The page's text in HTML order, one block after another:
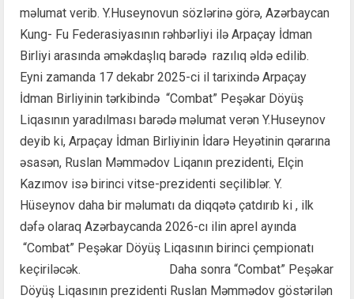
məlumat verib. Y.Huseynovun sözlərinə görə, Azərbaycan
Kung- Fu Federasiyasının rəhbərliyi ilə Arpaçay İdman
Birliyi arasında əməkdaşlıq barədə razılıq əldə edilib.
Eyni zamanda 17 dekabr 2025-ci il tarixində Arpaçay
İdman Birliyinin tərkibində “Combat” Peşəkar Döyüş
Liqasının yaradılması barədə məlumat verən Y.Huseynov
deyib ki, Arpaçay İdman Birliyinin İdarə Heyətinin qərarına
əsasən, Ruslan Məmmədov Liqanın prezidenti, Elçin
Kazımov isə birinci vitse-prezidenti seçiliblər. Y.
Hüseynov daha bir məlumatı da diqqətə çatdırıb ki , ilk
dəfə olaraq Azərbaycanda 2026-cı ilin aprel ayında
“Combat” Peşəkar Döyüş Liqasının birinci çempionatı
keçiriləcək. Daha sonra “Combat” Peşəkar
Döyüş Liqasının prezidenti Ruslan Məmmədov göstərilən